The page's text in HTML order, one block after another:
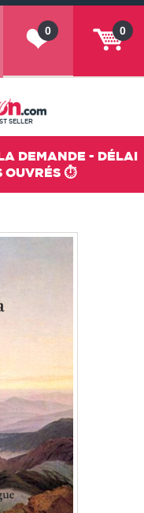
0
0
SELLER
DEMANDE - DÉLAI
OUVRÉS ⏱️